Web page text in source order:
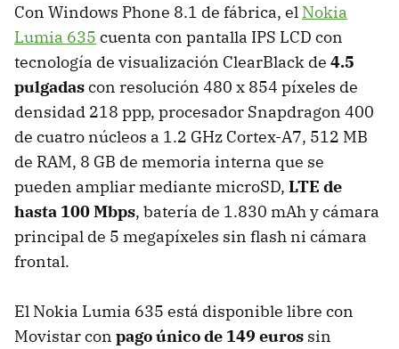
Con Windows Phone 8.1 de fábrica, el Nokia
Lumia 635 cuenta con pantalla IPS LCD con
tecnología de visualización ClearBlack de 4.5
pulgadascon resolución 480 x 854 píxeles de
densidad 218 ppp, procesador Snapdragon 400
de cuatro núcleos a 1.2 GHz Cortex-A7, 512 MB
de RAM, 8 GB de memoria interna que se
pueden ampliar mediante microSD, LTE de
hasta 100 Mbps, batería de 1.830 mAh y cámara
principal de 5 megapíxeles sin flash ni cámara
frontal.
El Nokia Lumia 635 está disponible libre con
Movistar con pago único de 149 euros sin